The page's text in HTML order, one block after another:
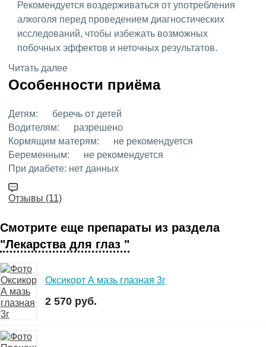
Рекомендуется воздерживаться от употребления
алкоголя перед проведением диагностических
исследований, чтобы избежать возможных
побочных эффектов и неточных результатов.
Читать далее
Особенности приёма
Детям:
беречь от детей
Водителям:
разрешено
Кормящим матерям:
не рекомендуется
Беременным:
не рекомендуется
При диабете: нет данных
Отзывы (11)
Смотрите еще препараты из раздела
"Лекарства для глаз "
Оксикорт А мазь глазная 3г
2 570 руб.